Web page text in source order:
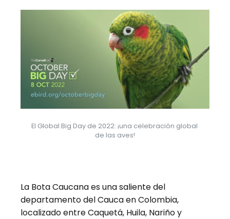
El Global Big Day de 2022: ¡una celebración global
de las aves!
La Bota Caucana es una saliente del
departamento del Cauca en Colombia,
localizado entre Caquetá, Huila, Nariño y